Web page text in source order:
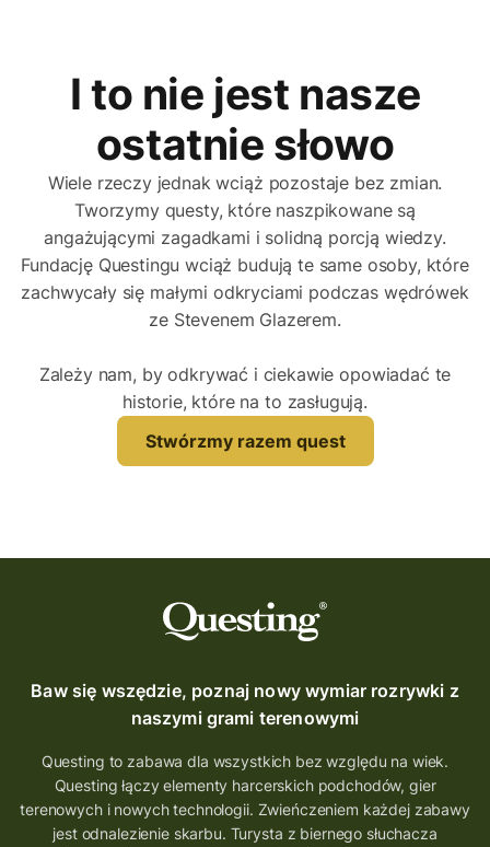
I to nie jest nasze
ostatnie słowo
Wiele rzeczy jednak wciąż pozostaje bez zmian.
Tworzymy questy, które naszpikowane są
angażującymi zagadkami i solidną porcją wiedzy.
Fundację Questingu wciąż budują te same osoby, które
zachwycały się małymi odkryciami podczas wędrówek
ze Stevenem Glazerem.
Zależy nam, by odkrywać i ciekawie opowiadać te
historie, które na to zasługują.
Stwórzmy razem quest
Baw się wszędzie, poznaj nowy wymiar rozrywki z
naszymi grami terenowymi
Questing to zabawa dla wszystkich bez względu na wiek.
Questing łączy elementy harcerskich podchodów, gier
terenowych i nowych technologii. Zwieńczeniem każdej zabawy
jest odnalezienie skarbu. Turysta z biernego słuchacza